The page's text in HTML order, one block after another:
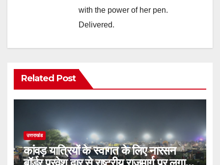
with the power of her pen.
Delivered.
Related Post
उत्तराखंड
कांवड़ यात्रियों के स्वागत के लिए नारसन